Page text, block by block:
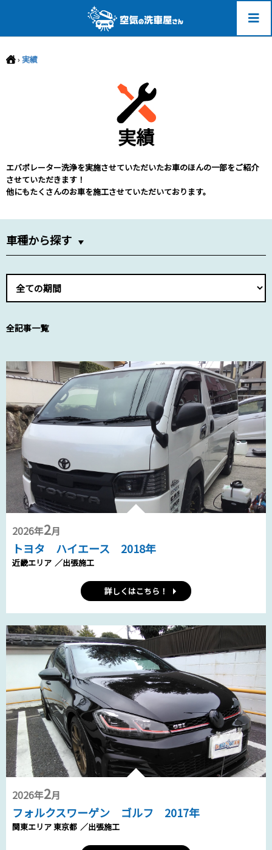
› 実績
実績
エバポレーター洗浄を実施させていただいたお車のほんの一部をご紹介
させていただきます！
他にもたくさんのお車を施工させていただいております。
車種から探す
全記事一覧
2026年2月
トヨタ ハイエース 2018年
近畿エリア ／出張施工
詳しくはこちら！
2026年2月
フォルクスワーゲン ゴルフ 2017年
関東エリア 東京都 ／出張施工